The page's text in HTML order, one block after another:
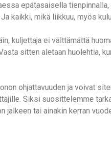
epätasaisella tienpinnalla,
kaikki, mikä liikkuu, myös
kuljettaja ei välttämättä
sitten aletaan huolehtia,
ohjattavuuden ja voivat
Siksi suosittelemme
jälkeen tai ainakin kerran